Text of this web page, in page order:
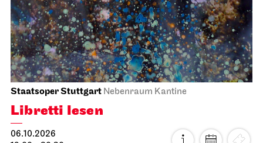
Staatsoper Stuttgart Nebenraum Kantine
Libretti lesen
06.10.2026